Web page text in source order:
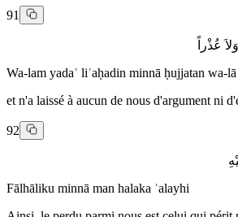
91
عُذْراً
Wa-lam yadaʿ liʾaḥadin minnā ḥujjatan wa-lā
et n'a laissé à aucun de nous d'argument ni
92
Fālhāliku minnā man halaka ʿalayhi